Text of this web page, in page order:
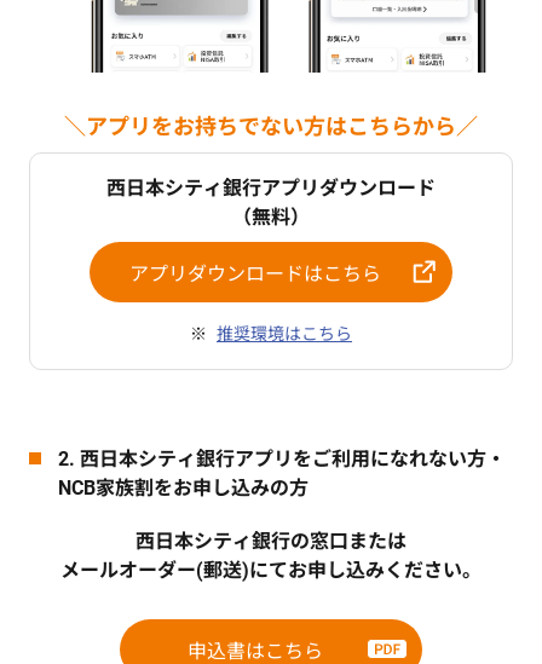
＼アプリをお持ちでない方はこちらから／
西日本シティ銀行アプリダウンロード
（無料）
アプリダウンロードはこちら
推奨環境はこちら
2. 西日本シティ銀行アプリをご利用になれない方・
NCB家族割をお申し込みの方
西日本シティ銀行の窓口または
メールオーダー(郵送)にてお申し込みください。
申込書はこちら